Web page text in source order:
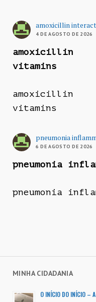
MINHA CIDADANIA
O INÍCIO DO INÍCIO –
amoxicillin
4 DE AGOSTO DE 2026
vitamins
vitamins
pneumonia
6 DE AGOSTO DE 2026
pneumonia
pneumonia